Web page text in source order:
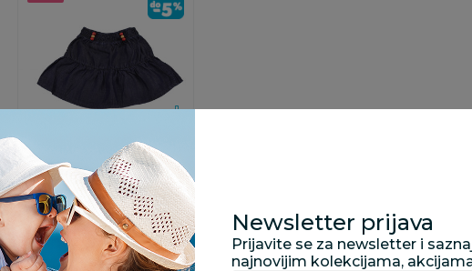
Suknje i haljine
Lillo&Pippo
suknja,devojčice
199,00 RSD
1.430,00 RSD
Ušteda:
1.231,00
Newsletter prijava
Prijavite se za newsletter i
najnovijim kolekcijama,